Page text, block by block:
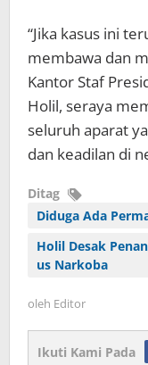
“Jika kasus ini
membawa dan
Kantor Staf
Holil, seraya
seluruh aparat
dan keadilan di
Ditag
Diduga Ada
Holil Desak
us Narkoba
oleh Editor
Ikuti Kami Pada